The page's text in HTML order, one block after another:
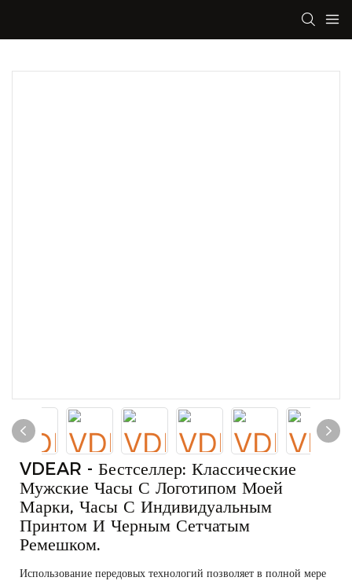
VDEAR - Бестселлер: Классические
Мужские Часы С Логотипом Моей
Марки, Часы С Индивидуальным
Принтом И Черным Сетчатым
Ремешком.
Использование передовых технологий позволяет в полной мере